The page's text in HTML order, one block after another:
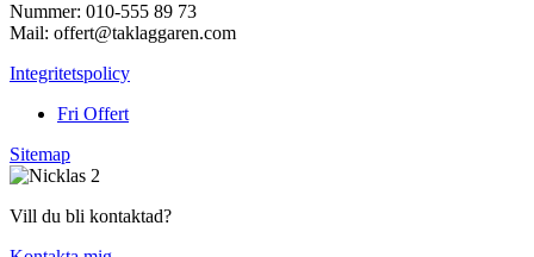
Nummer: 010-555 89 73
Mail: offert@taklaggaren.com
Integritetspolicy
Fri Offert
Sitemap
Vill du bli kontaktad?